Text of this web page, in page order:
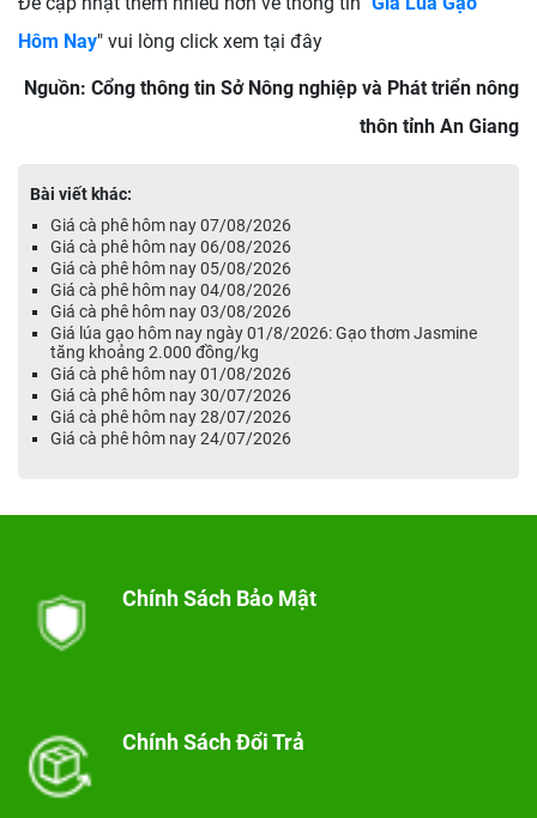
Hôm Nay" vui lòng click xem tại đây
Nguồn: Cổng thông tin Sở Nông nghiệp và Phát triển nông
thôn tỉnh An Giang
Bài viết khác:
Giá cà phê hôm nay 07/08/2026
Giá cà phê hôm nay 06/08/2026
Giá cà phê hôm nay 05/08/2026
Giá cà phê hôm nay 04/08/2026
Giá cà phê hôm nay 03/08/2026
Giá lúa gạo hôm nay ngày 01/8/2026: Gạo thơm Jasmine
tăng khoảng 2.000 đồng/kg
Giá cà phê hôm nay 01/08/2026
Giá cà phê hôm nay 30/07/2026
Giá cà phê hôm nay 28/07/2026
Giá cà phê hôm nay 24/07/2026
Chính Sách Bảo Mật
Chính Sách Đổi Trả